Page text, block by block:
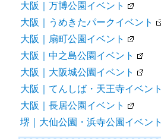
大阪｜万博公園イベント
大阪｜うめきたパークイベント
大阪｜扇町公園イベント
大阪｜中之島公園イベント
大阪｜大阪城公園イベント
大阪｜てんしば・天王寺イベント
大阪｜長居公園イベント
堺｜大仙公園・浜寺公園イベント